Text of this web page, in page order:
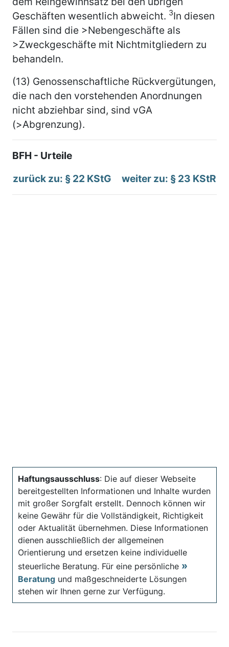
Geschäften wesentlich abweicht. 3In diesen
Fällen sind die >Nebengeschäfte als
>Zweckgeschäfte mit Nichtmitgliedern zu
behandeln.
(13) Genossenschaftliche Rückvergütungen,
die nach den vorstehenden Anordnungen
nicht abziehbar sind, sind vGA
(>Abgrenzung).
BFH - Urteile
zurück zu: § 22 KStG
weiter zu: § 23 KStR
Haftungsausschluss: Die auf dieser Webseite
bereitgestellten Informationen und Inhalte wurden
mit großer Sorgfalt erstellt. Dennoch können wir
keine Gewähr für die Vollständigkeit, Richtigkeit
oder Aktualität übernehmen. Diese Informationen
dienen ausschließlich der allgemeinen
Orientierung und ersetzen keine individuelle
steuerliche Beratung. Für eine persönliche
Beratung und maßgeschneiderte Lösungen
stehen wir Ihnen gerne zur Verfügung.